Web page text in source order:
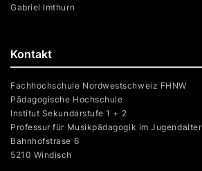
Kontakt
Fachhochschule Nordwestschweiz FHNW
Pädagogische Hochschule
Institut Sekundarstufe 1 + 2
Professur für Musikpädagogik im Jugendalter
Bahnhofstrase 6
5210 Windisch
Gabriel Imthurn